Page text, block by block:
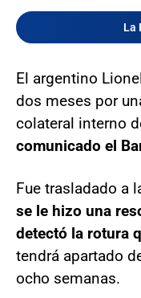
La
El argentino
dos meses por
colateral interno
comunicado el
Fue trasladado a
se le hizo una
detectó la rotura
tendrá apartado
ocho semanas.